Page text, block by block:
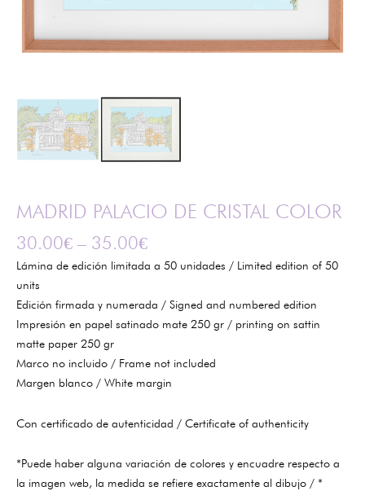
MADRID PALACIO DE CRISTAL COLOR
30.00€ – 35.00€
Lámina de edición limitada a 50 unidades / Limited edition of 50
units
Edición firmada y numerada / Signed and numbered edition
Impresión en papel satinado mate 250 gr / printing on sattin
matte paper 250 gr
Marco no incluido / Frame not included
Margen blanco / White margin
Con certificado de autenticidad / Certificate of authenticity
*Puede haber alguna variación de colores y encuadre respecto a
la imagen web, la medida se refiere exactamente al dibujo / *